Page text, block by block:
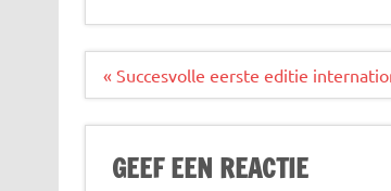
Bericht
« Succesvolle eerste editie
GEEF EEN REACTIE